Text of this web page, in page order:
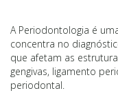
A Periodontologia é
concentra no
que afetam as
gengivas, ligamento
periodontal.